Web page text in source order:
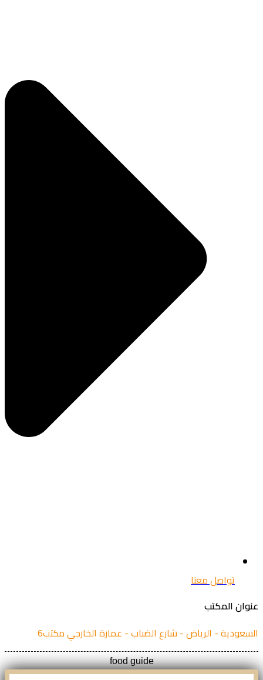
تواصل معنا
المكتب
- الرياض - شارع الضباب - عمارة الخارجي مكتب6
food guide